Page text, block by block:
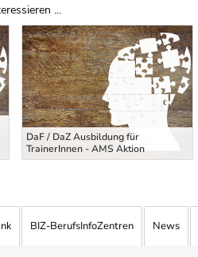
...
DaF / DaZ Ausbildung für
TrainerInnen - AMS Aktion
BIZ-BerufsInfoZentren News